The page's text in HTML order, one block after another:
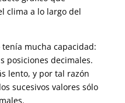
clima a lo largo del
mucha capacidad:
posiciones decimales.
lento, y por tal razón
sucesivos valores sólo